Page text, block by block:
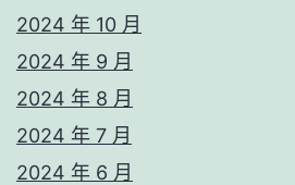
2024 年 10 月
2024 年 9 月
2024 年 8 月
2024 年 7 月
2024 年 6 月